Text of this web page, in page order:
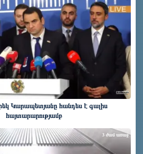
Կարապետյանը հանդես է գալիս
հայտարարությամբ
3 ժամ առաջ